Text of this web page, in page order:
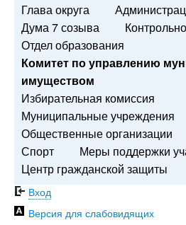
Глава округа
Дума 7 созыва
Отдел образования
Комитет по управлению
имуществом
Избирательная комиссия
Муниципальные учреждения
Общественные организации
Спорт
Меры поддержки
Центр гражданской защиты
Вход
Версия для слабовидящих